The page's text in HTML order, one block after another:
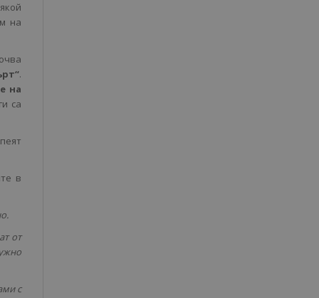
на
.
на
са
в
от
с